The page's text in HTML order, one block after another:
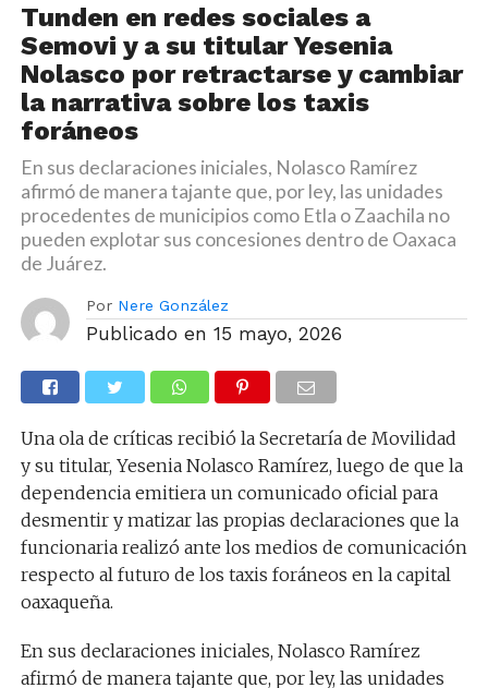
Tunden en redes sociales a
Semovi y a su titular Yesenia
Nolasco por retractarse y cambiar
la narrativa sobre los taxis
foráneos
En sus declaraciones iniciales, Nolasco Ramírez
afirmó de manera tajante que, por ley, las unidades
procedentes de municipios como Etla o Zaachila no
pueden explotar sus concesiones dentro de Oaxaca
de Juárez.
Por Nere González
Publicado en 15 mayo, 2026
Una ola de críticas recibió la Secretaría de Movilidad
y su titular, Yesenia Nolasco Ramírez, luego de que la
dependencia emitiera un comunicado oficial para
desmentir y matizar las propias declaraciones que la
funcionaria realizó ante los medios de comunicación
respecto al futuro de los taxis foráneos en la capital
oaxaqueña.
En sus declaraciones iniciales, Nolasco Ramírez
afirmó de manera tajante que, por ley, las unidades